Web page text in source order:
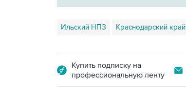
Ильский НПЗ Краснодарский край
Купить подписку на
профессиональную ленту